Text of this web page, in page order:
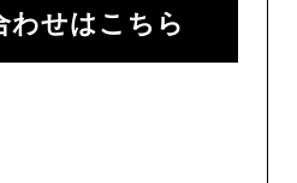
わせはこちら